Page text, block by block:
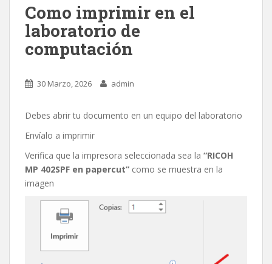
Como imprimir en el
laboratorio de
computación
30 Marzo, 2026 admin
Debes abrir tu documento en un equipo del laboratorio
Envíalo a imprimir
Verifica que la impresora seleccionada sea la “RICOH
MP 402SPF en papercut” como se muestra en la
imagen